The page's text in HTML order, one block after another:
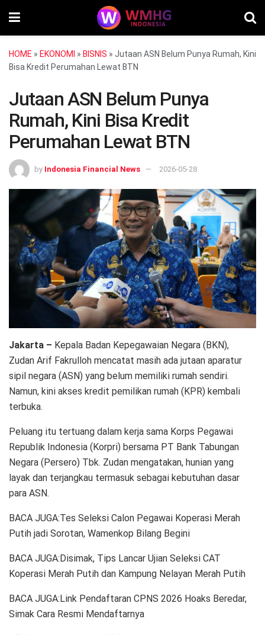
HOME » EKONOMI » BISNIS » Jutaan ASN Belum Punya Rumah, Kini
Bisa Kredit Perumahan Lewat BTN
Jutaan ASN Belum Punya
Rumah, Kini Bisa Kredit
Perumahan Lewat BTN
by Indonesia Financial News 2026-05-28
Jakarta – Kepala Badan Kepegawaian Negara (BKN),
Zudan Arif Fakrulloh mencatat masih ada jutaan aparatur
sipil negara (ASN) yang belum memiliki rumah sendiri.
Namun, kini akses kredit pemilikan rumah (KPR) kembali
terbuka.
Peluang itu tertuang dalam kerja sama Korps Pegawai
Republik Indonesia (Korpri) bersama PT Bank Tabungan
Negara (Persero) Tbk. Zudan mengatakan, hunian yang
layak dan terjangkau termasuk sebagai kebutuhan dasar
para ASN.
BACA JUGA:Tes Seleksi Calon Pegawai Koperasi Merah
Putih jadi Sorotan, Wamenkop Bilang Begini
BACA JUGA:Disimak, Tips Lancar Ujian Seleksi CAT
Koperasi Merah Putih dan Kampung Nelayan Merah Putih
BACA JUGA:Link Pendaftaran CPNS 2026 Hoaks Beredar,
Simak Cara Resmi Mendaftarnya